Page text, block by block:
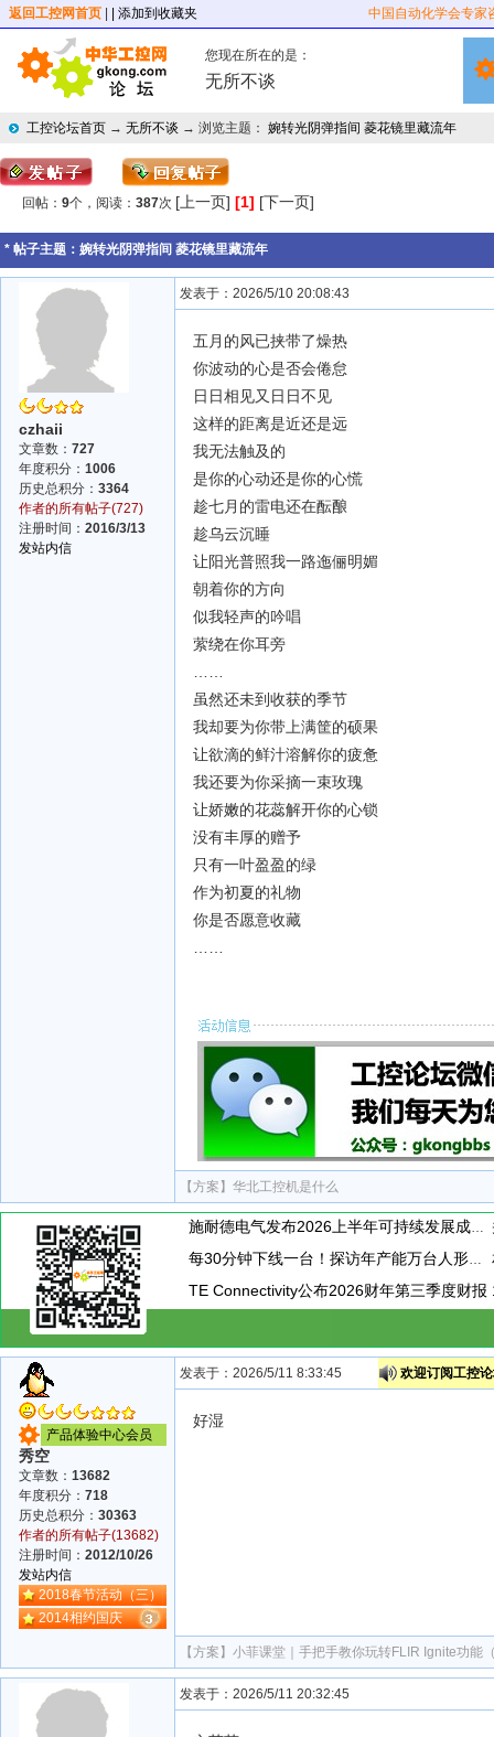
返回工控网首页 | 添加到收藏夹 中国自动化学会专家
您现在所在的是：
无所不谈
工控论坛首页 → 无所不谈 → 浏览主题： 婉转光阴弹指间 菱花镜里藏流年
回帖： 9个，阅读： 387次 [上一页] [1] [下一页]
* 帖子主题： 婉转光阴弹指间 菱花镜里藏流年
czhaii
文章数： 727
年度积分： 1006
历史总积分： 3364
作者的所有帖子(727)
注册时间： 2016/3/13
发站内信
发表于：2026/5/10 20:08:43
五月的风已挟带了燥热
你波动的心是否会倦怠
日日相见又日日不见
这样的距离是近还是远
我无法触及的
是你的心动还是你的心慌
趁七月的雷电还在酝酿
趁乌云沉睡
让阳光普照我一路迤俪明媚
朝着你的方向
似我轻声的吟唱
萦绕在你耳旁
虽然还未到收获的季节
我却要为你带上满筐的硕果
让欲滴的鲜汁溶解你的疲惫
我还要为你采摘一束玫瑰
让娇嫩的花蕊解开你的心锁
没有丰厚的赠予
只有一叶盈盈的绿
作为初夏的礼物
你是否愿意收藏
【方案】 华北工控机是什么
施耐德电气发布2026上半年可持续发展成绩单 "Impact 2030"路线图开局稳健
每30分钟下线一台！探访年产能万台人形机器人工厂
TE Connectivity公布2026财年第三季度财报
产品体验中心会员
秀空
文章数： 13682
年度积分： 718
历史总积分： 30363
作者的所有帖子(13682)
注册时间： 2012/10/26
发站内信
2018春节活动（三）
2014相约国庆
发表于：2026/5/11 8:33:45 欢迎订阅工控
好湿
【方案】 小菲课堂｜手把手教你玩转FLIR Ignite功能
发表于：2026/5/11 20:32:45